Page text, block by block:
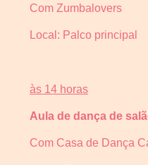
Com Zumbalovers
Local: Palco principal
às 14 horas
Aula de dança de
Com Casa de Dança